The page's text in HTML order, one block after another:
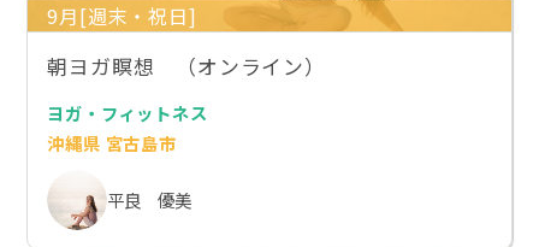
9月[週末・祝日]
朝ヨガ瞑想 （オンライン）
ヨガ・フィットネス
沖縄県 宮古島市
平良 優美